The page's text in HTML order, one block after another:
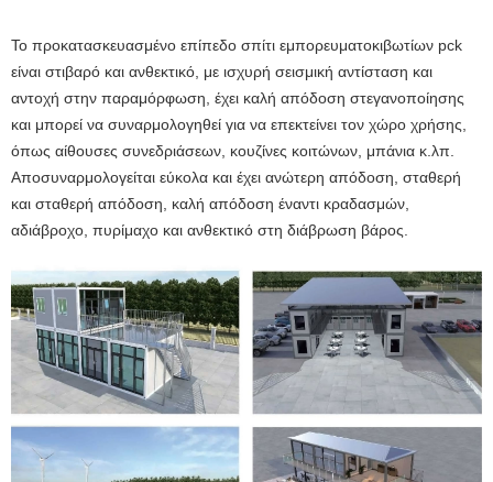
Το προκατασκευασμένο επίπεδο σπίτι εμπορευματοκιβωτίων pck
είναι στιβαρό και ανθεκτικό, με ισχυρή σεισμική αντίσταση και
αντοχή στην παραμόρφωση, έχει καλή απόδοση στεγανοποίησης
και μπορεί να συναρμολογηθεί για να επεκτείνει τον χώρο χρήσης,
όπως αίθουσες συνεδριάσεων, κουζίνες κοιτώνων, μπάνια κ.λπ.
Αποσυναρμολογείται εύκολα και έχει ανώτερη απόδοση, σταθερή
και σταθερή απόδοση, καλή απόδοση έναντι κραδασμών,
αδιάβροχο, πυρίμαχο και ανθεκτικό στη διάβρωση βάρος.